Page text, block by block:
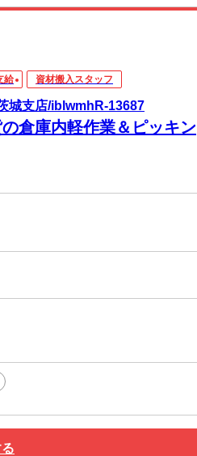
給 資材搬入スタッフ
城支店/iblwmhR-13687
倉庫内軽作業＆ピッキン